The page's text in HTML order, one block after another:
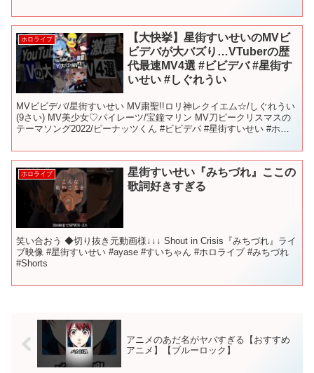
ホロライブ
【大快挙】星街すいせいのMVビ
ビデバが大バズり…VTuberの歴
代最速MV4選 #ビビデバ #星街す
いせい #しぐれうい
MVビビデバ/星街すいせい MV粛聖!!ロリ神レクイエム☆/しぐれうい
(9さい) MV美少女♡パイレーツ/宝鐘マリン MV刀ピークリスマスの
テーマソング2022/ピーナッツくん #ビビデバ #星街すいせい #ホロ
ホロライブ
星街すいせい『みちづれ』ここの
歌詞好きすぎる
笑い合おう ◆切り抜き元動画様↓↓↓ Shout in Crisis『みちづれ』ライ
ブ映像 #星街すいせい #ayase #すいちゃん #ホロライブ #みちづれ
#Shorts
アニメのあだ名がヤバすぎる【おすすめ
アニメ】【ブルーロック】